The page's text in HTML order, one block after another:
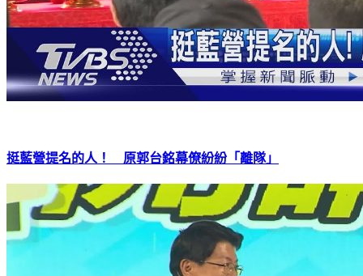
挺藍營提名的人！ 原郭台銘幕僚紛紛「離隊」